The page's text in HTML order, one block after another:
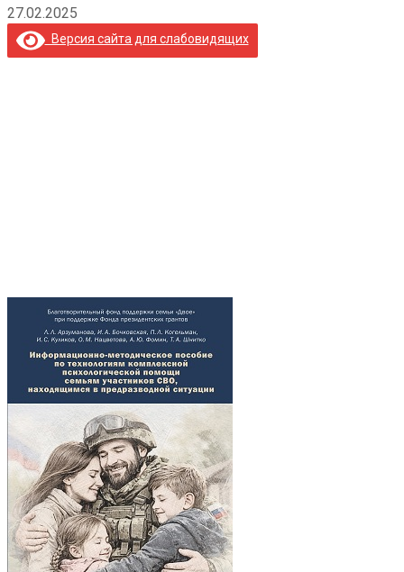
27.02.2025
Версия сайта для слабовидящих